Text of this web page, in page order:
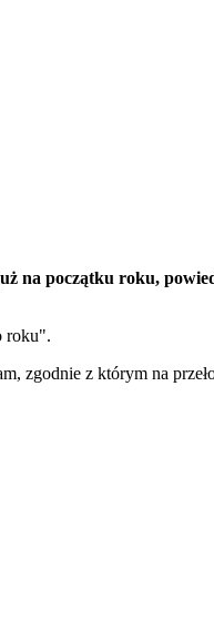
na początku roku,
roku".
zgodnie z którym na